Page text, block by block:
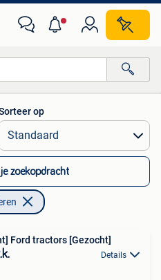
op
zoekopdracht
Ford tractors [Gezocht]
Details